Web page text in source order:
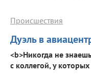
Дуэль в
Происшествия
<b>Никогда не
с коллегой, у